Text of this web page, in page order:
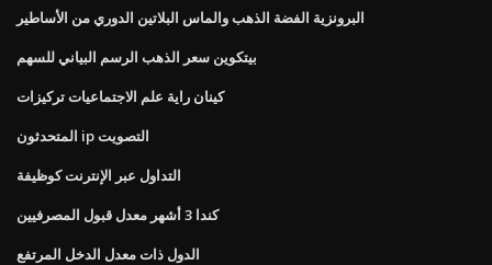
البرونزية الفضة الذهب والماس البلاتين الدوري من الأساطير
بيتكوين سعر الذهب الرسم البياني للسهم
كينان راية علم الاجتماعيات تركيزات
المتحدثون ip التصويت
التداول عبر الإنترنت كوظيفة
كندا 3 أشهر معدل قبول المصرفيين
الدول ذات معدل الدخل المرتفع